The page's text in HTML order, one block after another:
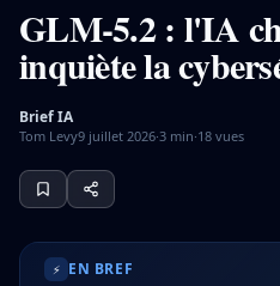
GLM-5.2 : l'IA
inquiète la
Brief IA
Tom Levy9 juillet 2026·3 min·18 vues
⚡ EN BREF